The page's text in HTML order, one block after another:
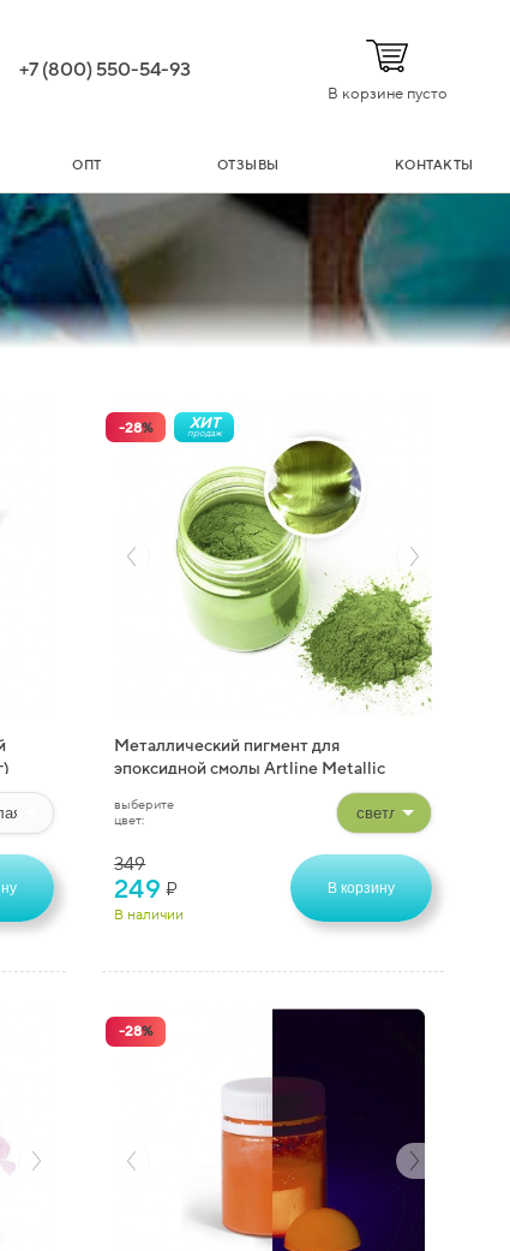
+7 (800) 550-54-93
В корзине пусто
ОПТ ОТЗЫВЫ КОНТАКТЫ
-28% ХИТ
продаж
Металлический пигмент для
эпоксидной смолы Artline Metallic
выберите
цвет:
349
249 ₽
В наличии
В корзину
-28%